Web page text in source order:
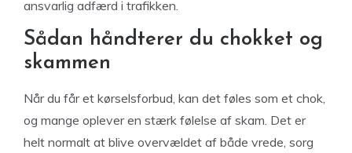
ansvarlig adfærd i trafikken.
Sådan håndterer du chokket og
skammen
Når du får et kørselsforbud, kan det føles som et chok,
og mange oplever en stærk følelse af skam. Det er
helt normalt at blive overvældet af både vrede, sorg